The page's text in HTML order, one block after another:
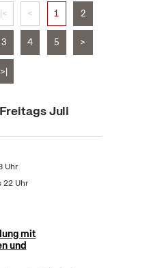
|< < 1 2
3 4 5 >
>|
Juli
Uhr
22 Uhr
mit
und